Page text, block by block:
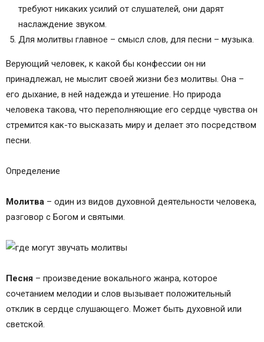
требуют никаких усилий от слушателей, они дарят
наслаждение звуком.
Для молитвы главное – смысл слов, для песни – музыка.
Верующий человек, к какой бы конфессии он ни
принадлежал, не мыслит своей жизни без молитвы. Она –
его дыхание, в ней надежда и утешение. Но природа
человека такова, что переполняющие его сердце чувства он
стремится как-то высказать миру и делает это посредством
песни.
Определение
Молитва – один из видов духовной деятельности человека,
разговор с Богом и святыми.
Песня – произведение вокального жанра, которое
сочетанием мелодии и слов вызывает положительный
отклик в сердце слушающего. Может быть духовной или
светской.